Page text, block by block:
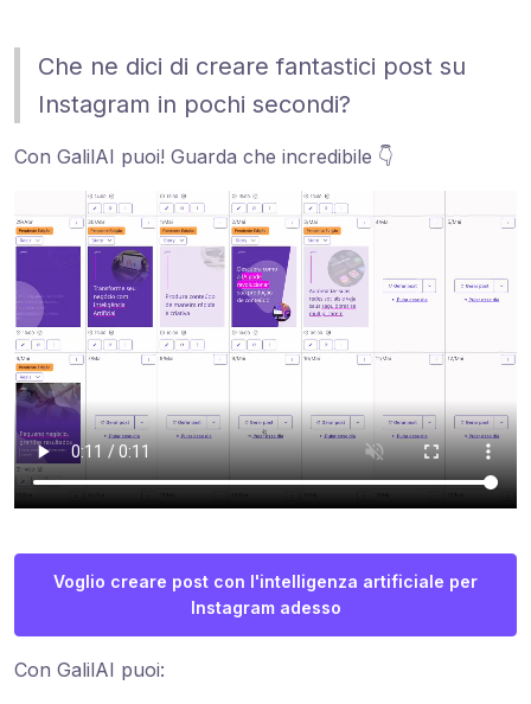
Che ne dici di creare fantastici post su
Instagram in pochi secondi?
Con GalilAI puoi! Guarda che incredibile 👇
Voglio creare post con l'intelligenza artificiale per
Instagram adesso
Con GalilAI puoi: